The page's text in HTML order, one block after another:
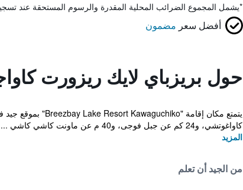
*يشمل المجموع الضرائب المحلية المقدرة والرسوم المستحقة عند
أفضل سعر مضمون
حول بريزباي لايك ريزورت
كاواغوتشي، و24 كم عن جبل فوجى، و40 م عن ماونت كاشي كاشي ...
المزيد
من الجيد أن تعلم